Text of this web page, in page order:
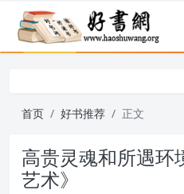
首页 好书推荐 正文
高贵灵魂和所遇环
艺术》